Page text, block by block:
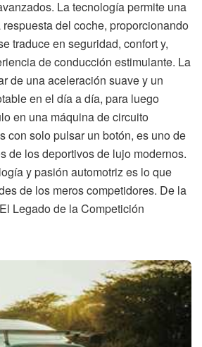
La tecnología permite una
del coche, proporcionando
traduce en seguridad, confort y,
de conducción estimulante. La
de una aceleración suave y un
en el día a día, para luego
en una máquina de circuito
con solo pulsar un botón, es uno de
de los deportivos de lujo modernos.
y pasión automotriz es lo que
de los meros competidores. De la
Legado de la Competición